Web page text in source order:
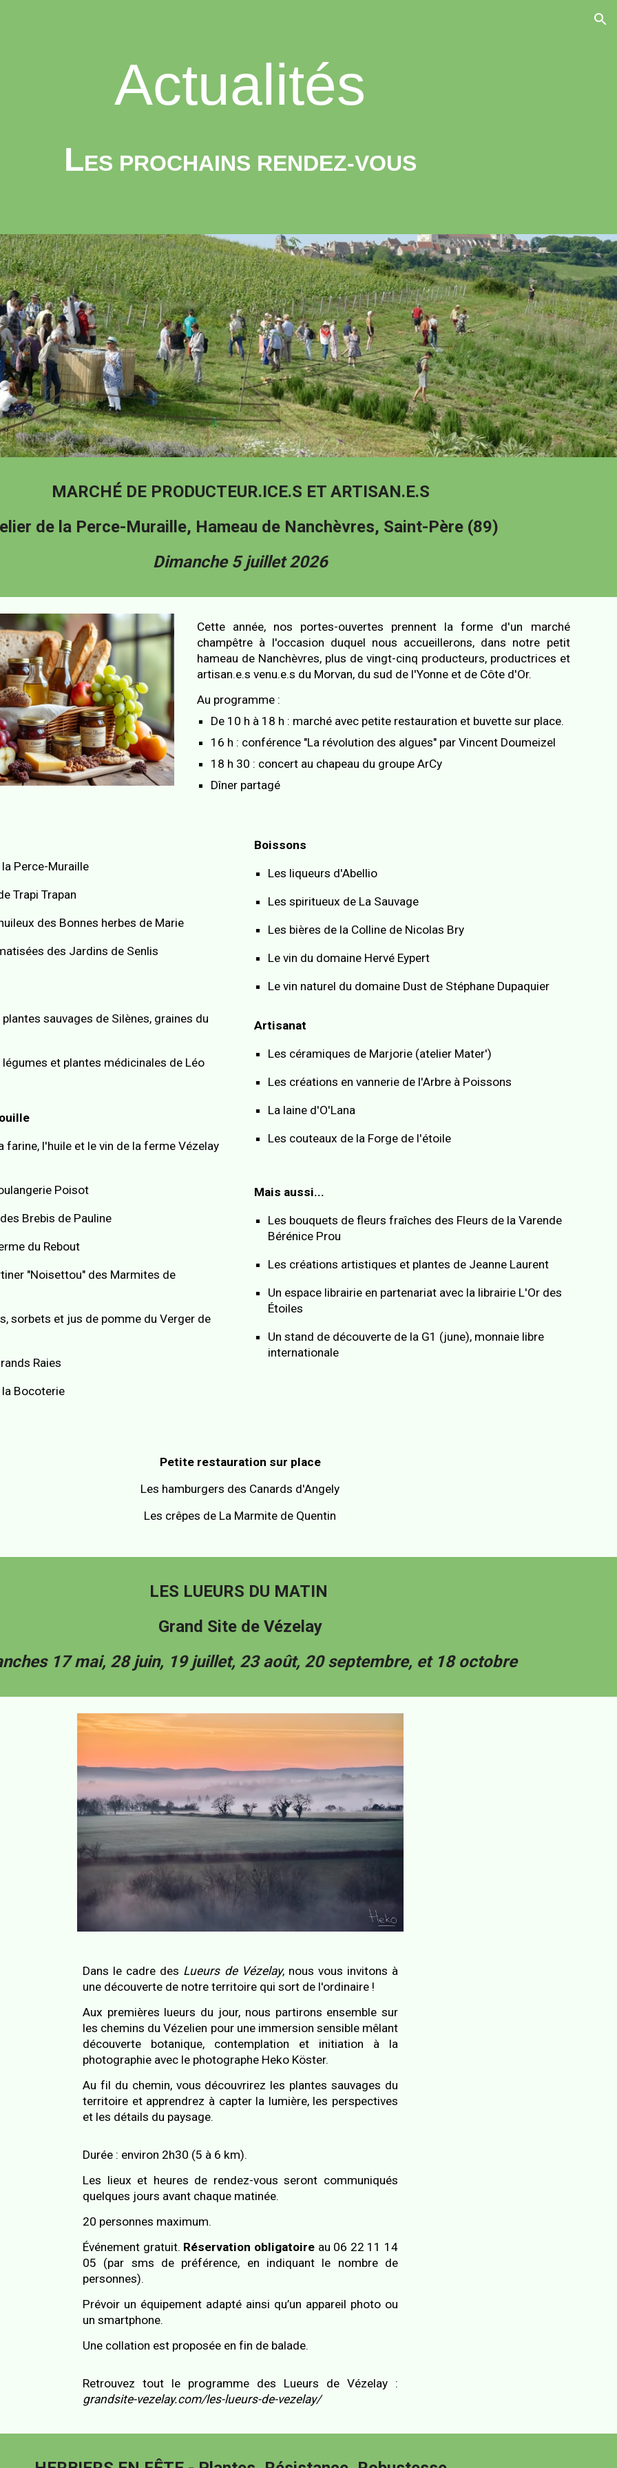
Actualités
LES PROCHAINS RENDEZ-VOUS
MARCHÉ DE PRODUCTEUR.ICE.S ET ARTISAN.E.S
de la Perce-Muraille, Hameau de Nanchèvres, Saint-Père (89)
Dimanche 5 juillet 2026
Cette année, nos portes-ouvertes prennent la forme d'un marché
champêtre à l'occasion duquel nous accueillerons, dans notre petit
hameau de Nanchèvres, plus de vingt-cinq producteurs, productrices et
artisan.e.s venu.e.s du Morvan, du sud de l'Yonne et de Côte d'Or.
Au programme :
De 10 h à 18 h : marché avec petite restauration et buvette sur place.
16 h : conférence "La révolution des algues" par Vincent Doumeizel
18 h 30 : concert au chapeau du groupe ArCy
Dîner partagé
Perce-Muraille
Trapi Trapan
des Bonnes herbes de Marie
des Jardins de Senlis
sauvages de Silènes, graines du
légumes et plantes médicinales de Léo
farine, l'huile et le vin de la ferme Vézelay
Poisot
Brebis de Pauline
du Rebout
"Noisettou" des Marmites de
sorbets et jus de pomme du Verger de
Raies
Bocoterie
Boissons
Les liqueurs d'Abellio
Les spiritueux de La Sauvage
Les bières de la Colline de Nicolas Bry
Le vin du domaine Hervé Eypert
Le vin naturel du domaine Dust de Stéphane Dupaquier
Artisanat
Les céramiques de Marjorie (atelier Mater')
Les créations en vannerie de l'Arbre à Poissons
La laine d'O'Lana
Les couteaux de la Forge de l'étoile
Mais aussi...
Les bouquets de fleurs fraîches des Fleurs de la Varende
Bérénice Prou
Les créations artistiques et plantes de Jeanne Laurent
Un espace librairie en partenariat avec la librairie L'Or des
Étoiles
Un stand de découverte de la G1 (june), monnaie libre
internationale
Petite restauration sur place
Les hamburgers des Canards d'Angely
Les crêpes de La Marmite de Quentin
LES LUEURS DU MATIN
Grand Site de Vézelay
17 mai, 28 juin, 19 juillet, 23 août, 20 septembre, et 18 octobre
Dans le cadre des Lueurs de Vézelay, nous vous invitons à
une découverte de notre territoire qui sort de l'ordinaire !
Aux premières lueurs du jour, nous partirons ensemble sur
les chemins du Vézelien pour une immersion sensible mêlant
découverte botanique, contemplation et initiation à la
photographieavec le photographe Heko Köster.
Au fil du chemin, vous découvrirez les plantes sauvages du
territoire et apprendrez à capter la lumière, les perspectives
et les détails du paysage.
Durée : environ 2h30 (5 à 6 km).
Les lieux et heures de rendez-vous seront communiqués
quelques jours avant chaque matinée.
20 personnes maximum.
Événement gratuit. Réservation obligatoireau 06 22 11 14
05 (par sms de préférence, en indiquant le nombre de
personnes).
Prévoir un équipement adapté ainsi qu’un appareil photo ou
un smartphone.
Une collation est proposée en fin de balade.
Retrouvez tout le programme des Lueurs de Vézelay :
grandsite-vezelay.com/les-lueurs-de-vezelay/